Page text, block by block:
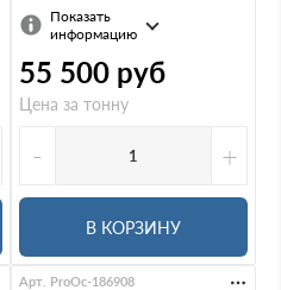
Показать
информацию
55 500 руб
Цена за тонну
- +
В КОРЗИНУ
Арт. ProOc-186908